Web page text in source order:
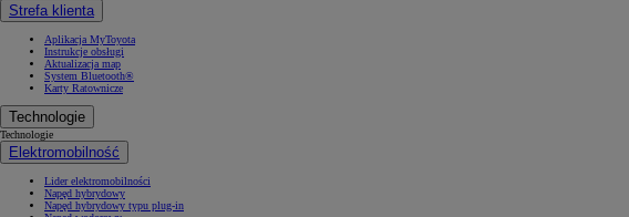
Strefa klienta
Aplikacja MyToyota
Instrukcje obsługi
Aktualizacja map
System Bluetooth®
Karty Ratownicze
Technologie
Technologie
Elektromobilność
Lider elektromobilności
Napęd hybrydowy
Napęd hybrydowy typu plug-in